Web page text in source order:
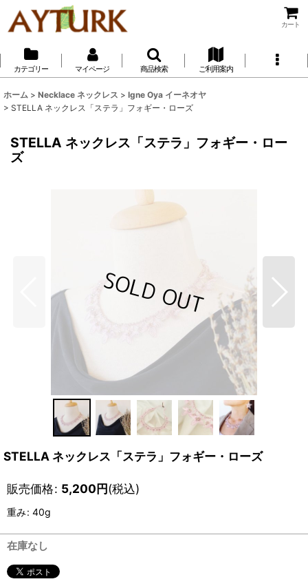
カート
カテゴリー マイページ 商品検索 ご利用案内
ホーム > Necklace ネックレス > Igne Oya イーネオヤ
> STELLA ネックレス「ステラ」フォギー・ローズ
STELLA ネックレス「ステラ」フォギー・ロー
ズ
STELLA ネックレス「ステラ」フォギー・ローズ
販売価格: 5,200円(税込)
重み: 40g
在庫なし